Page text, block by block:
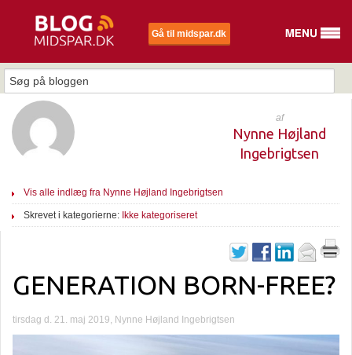
Gå til midspar.dk
af
Nynne Højland
Ingebrigtsen
Vis alle indlæg fra Nynne Højland Ingebrigtsen
Skrevet i kategorierne: Ikke kategoriseret
GENERATION BORN-FREE?
tirsdag d. 21. maj 2019, Nynne Højland Ingebrigtsen